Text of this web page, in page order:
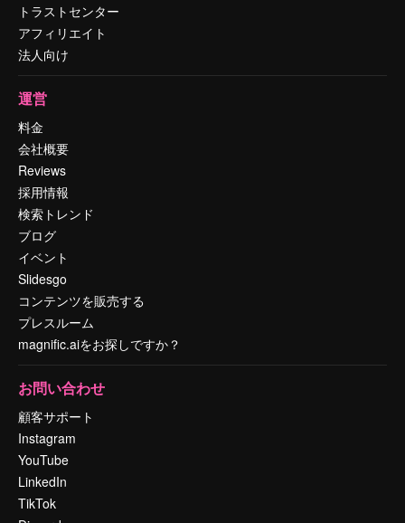
トラストセンター
アフィリエイト
法人向け
運営
料金
会社概要
Reviews
採用情報
検索トレンド
ブログ
イベント
Slidesgo
コンテンツを販売する
プレスルーム
magnific.aiをお探しですか？
お問い合わせ
顧客サポート
Instagram
YouTube
LinkedIn
TikTok